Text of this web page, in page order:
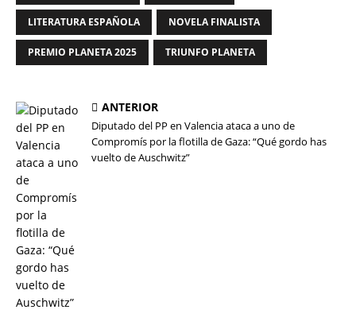
LITERATURA ESPAÑOLA NOVELA FINALISTA
PREMIO PLANETA 2025 TRIUNFO PLANETA
ANTERIOR
Diputado del PP en Valencia ataca a uno de
Compromís por la flotilla de Gaza: “Qué gordo has
vuelto de Auschwitz”